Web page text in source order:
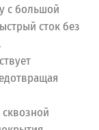
с большой
сток без
сквозной